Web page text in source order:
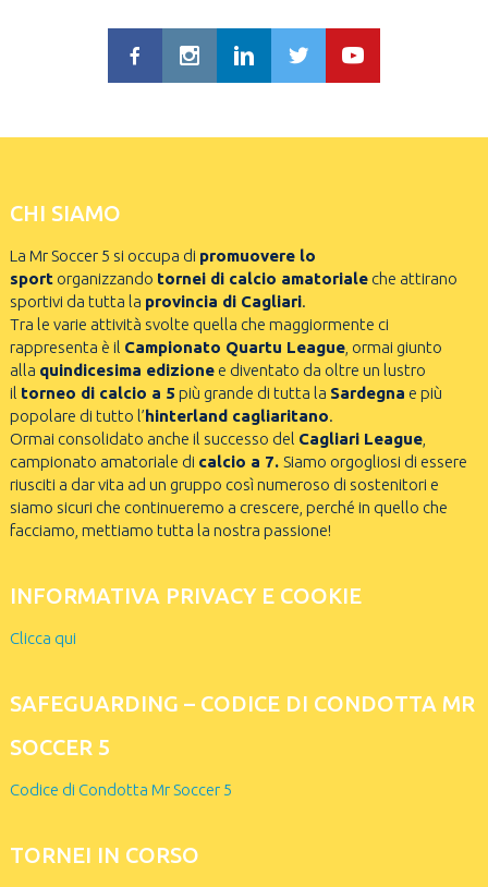
CHI SIAMO
La Mr Soccer 5 si occupa di promuovere lo
sportorganizzando tornei di calcio amatorialeche attirano
sportivi da tutta la provincia di Cagliari.
Tra le varie attività svolte quella che maggiormente ci
rappresenta è il Campionato Quartu League, ormai giunto
alla quindicesima edizionee diventato da oltre un lustro
il torneo di calcio a 5 più grande di tutta la Sardegna e più
popolare di tutto l’hinterland cagliaritano.
Ormai consolidato anche il successo del Cagliari League,
campionato amatoriale di calcio a 7. Siamo orgogliosi di essere
riusciti a dar vita ad un gruppo così numeroso di sostenitori e
siamo sicuri che continueremo a crescere, perché in quello che
facciamo, mettiamo tutta la nostra passione!
INFORMATIVA PRIVACY E COOKIE
Clicca qui
SAFEGUARDING – CODICE DI CONDOTTA MR
SOCCER 5
Codice di Condotta Mr Soccer 5
TORNEI IN CORSO